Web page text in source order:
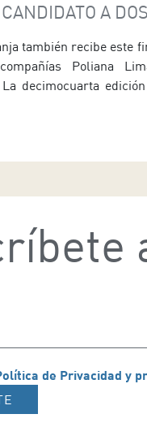
A DOS
también recibe este
Poliana
decimocuarta edición
de las Artes
de Privacidad y